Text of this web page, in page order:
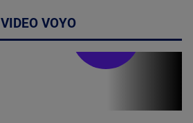
VIDEO VOYO